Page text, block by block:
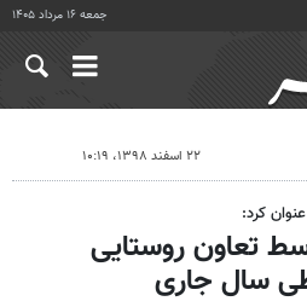
جمعه ۱۶ مرداد ۱۴۰۵
۲۲ اسفند ۱۳۹۸، ۱۰:۱۹
کرد:
توسط تعاون روستایی